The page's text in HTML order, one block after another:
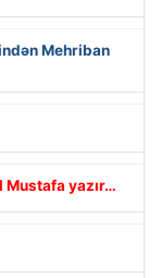
Mehriban
Mustafa yazır…